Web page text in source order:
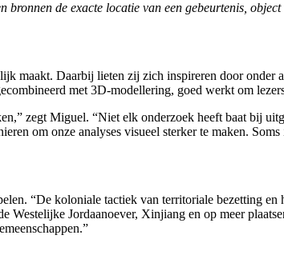
de exacte locatie van een gebeurtenis,
maakt. Daarbij lieten zij zich inspireren door onder
met 3D-modellering, goed werkt om
zegt Miguel. “Niet elk onderzoek heeft baat bij
om onze analyses visueel sterker te maken.
“De koloniale tactiek van territoriale bezetting en
Jordaanoever, Xinjiang en op meer